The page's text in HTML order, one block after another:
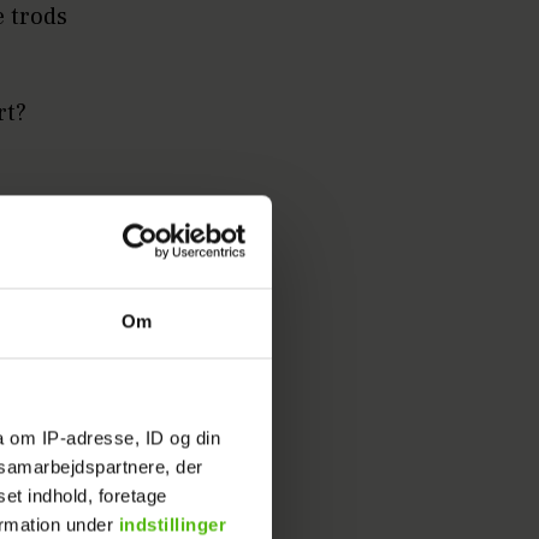
Om
om IP-adresse, ID og din
der
indhold, foretage
under indstillinger
trods
det er
er